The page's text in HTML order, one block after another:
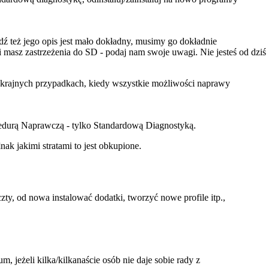
też jego opis jest mało dokładny, musimy go dokładnie
zastrzeżenia do SD - podaj nam swoje uwagi. Nie jesteś od dziś
przypadkach, kiedy wszystkie możliwości naprawy
Naprawczą - tylko Standardową Diagnostyką.
jakimi stratami to jest obkupione.
od nowa instalować dodatki, tworzyć nowe profile itp.,
jeżeli kilka/kilkanaście osób nie daje sobie rady z